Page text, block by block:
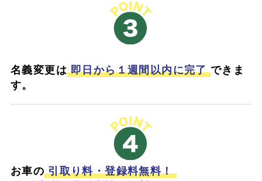
名義変更は 即日から１週間以内に完了 できま
す。
お車の 引取り料・登録料無料！